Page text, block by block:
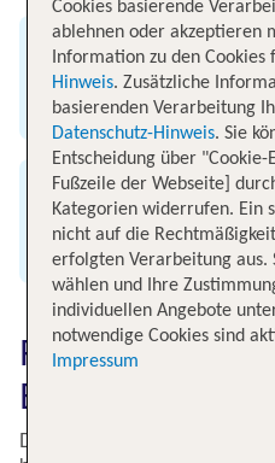
Flugzeit
13 Stunden
Entfernung
8.800 km
Flugzeit von
Bangkok
Die durchschnittliche
Cookies basierende
ablehnen oder akzeptieren
Information zu den Cookies
Hinweis. Zusätzliche
basierenden Verarbeitung
Datenschutz-Hinweis. Sie
Entscheidung über
Fußzeile der Webseite]
Kategorien widerrufen. Ein
nicht auf die
erfolgten Verarbeitung aus.
wählen und Ihre
individuellen Angebote
notwendige Cookies sind
Impressum